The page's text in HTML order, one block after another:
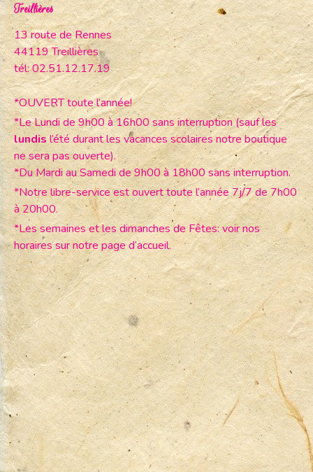
Treillières
13 route de Rennes
44119 Treillières
tél: 02.51.12.17.19
*OUVERT toute l’année!
*Le Lundi de 9h00 à 16h00 sans interruption (sauf les
lundisl’été durant les vacances scolaires notre boutique
ne sera pas ouverte).
*Du Mardi au Samedi de 9h00 à 18h00 sans interruption.
*Notre libre-service est ouvert toute l’année 7j/7 de 7h00
à 20h00.
*Les semaines et les dimanches de Fêtes: voir nos
horaires sur notre page d’accueil.